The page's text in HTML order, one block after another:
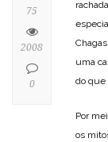
uma
do que
Por
os
75
2008
0